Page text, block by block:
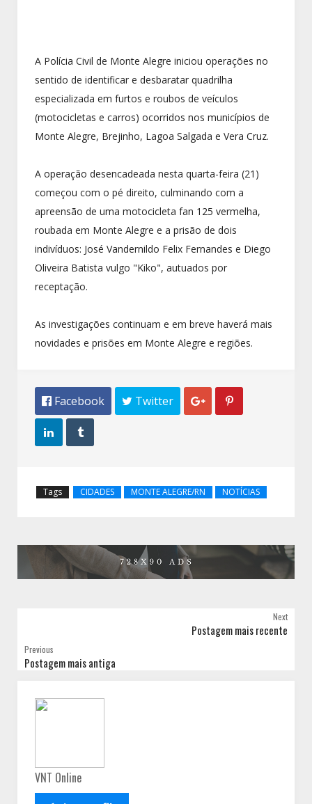
A Polícia Civil de Monte Alegre iniciou operações no
sentido de identificar e desbaratar quadrilha
especializada em furtos e roubos de veículos
(motocicletas e carros) ocorridos nos municípios de
Monte Alegre, Brejinho, Lagoa Salgada e Vera Cruz.
A operação desencadeada nesta quarta-feira (21)
começou com o pé direito, culminando com a
apreensão de uma motocicleta fan 125 vermelha,
roubada em Monte Alegre e a prisão de dois
indivíduos: José Vandernildo Felix Fernandes e Diego
Oliveira Batista vulgo "Kiko", autuados por
receptação.
As investigações continuam e em breve haverá mais
novidades e prisões em Monte Alegre e regiões.
 Facebook  Twitter  
 
Tags CIDADES MONTE ALEGRE/RN NOTÍCIAS
Next
Postagem mais recente
Previous
Postagem mais antiga
VNT Online